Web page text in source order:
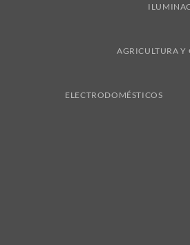
AGRICULTURA Y
ELECTRODOMÉSTICOS